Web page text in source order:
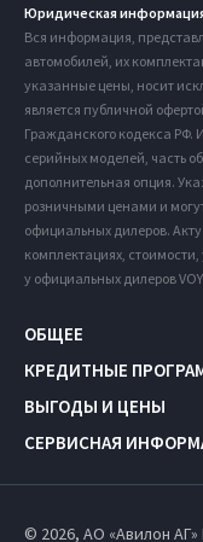
Юридическая
Вся информация,
автомобилей, их
указанные цены, носит
является публичной
Гражданского кодекса РФ.
серийных моделей, часть
дополнительная опция.
розничными ценами и
официальных дилеров.
комплектациях,
у официальных дилеров
ОБЩЕЕ
КРЕДИТНЫЕ
ВЫГОДЫ И ЦЕНЫ
СЕРВИСНАЯ
© 2026, АО «Авилон